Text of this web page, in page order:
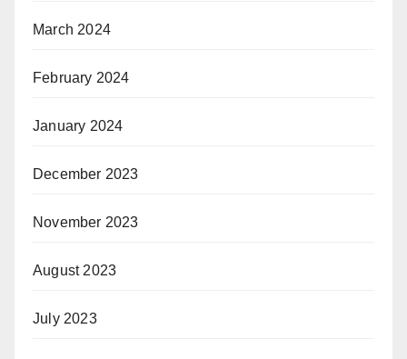
March 2024
February 2024
January 2024
December 2023
November 2023
August 2023
July 2023